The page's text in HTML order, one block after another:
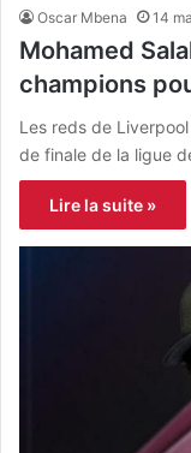
Oscar Mbena 14
Mohamed
champions
Les reds de
de finale de la ligue
Lire la suite »